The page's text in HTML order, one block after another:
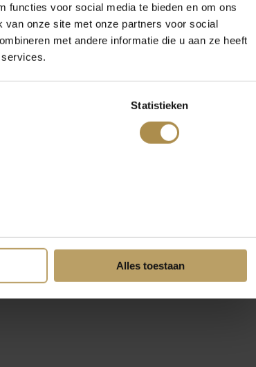
functies voor social media te bieden en om ons
onze site met onze partners voor social
met andere informatie die u aan ze heeft
Statistieken
Alles toestaan